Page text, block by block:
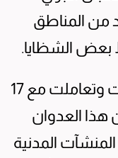
من المناطق
بعض الشظايا.
وأكد أن القوات المسلحة رصدت وتعاملت مع 17
هذا العدوان
المنشآت المدنية